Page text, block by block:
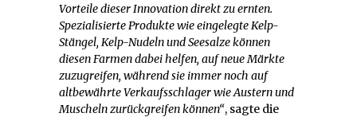
Vorteile dieser Innovation direkt zu ernten.
Spezialisierte Produkte wie eingelegte Kelp-
Stängel, Kelp-Nudeln und Seesalze können
diesen Farmen dabei helfen, auf neue Märkte
zuzugreifen, während sie immer noch auf
altbewährte Verkaufsschlager wie Austern und
Muscheln zurückgreifen können“, sagte die